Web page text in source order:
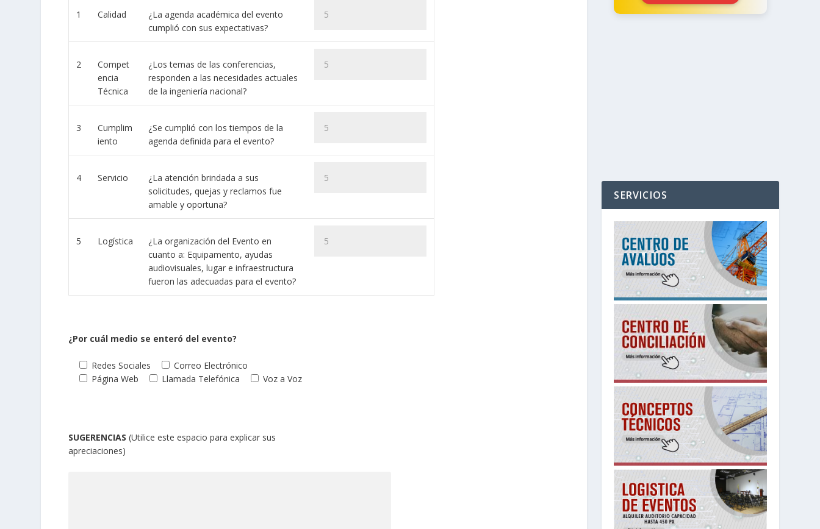
1 Calidad
¿La agenda académica del evento
cumplió con sus expectativas?
2
Compet
encia
Técnica
¿Los temas de las conferencias,
responden a las necesidades actuales
de la ingeniería nacional?
3
Cumplim
iento
¿Se cumplió con los tiempos de la
agenda definida para el evento?
4 Servicio
¿La atención brindada a sus
solicitudes, quejas y reclamos fue
amable y oportuna?
5 Logística
¿La organización del Evento en
cuanto a: Equipamento, ayudas
audiovisuales, lugar e infraestructura
fueron las adecuadas para el evento?
¿Por cuál medio se enteró del evento?
Redes Sociales
Correo Electrónico
Página Web
Llamada Telefónica Voz a Voz
SUGERENCIAS (Utilice este espacio para explicar sus
apreciaciones)
SERVICIOS